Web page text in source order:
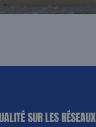
SUR LES RÉSEAUX